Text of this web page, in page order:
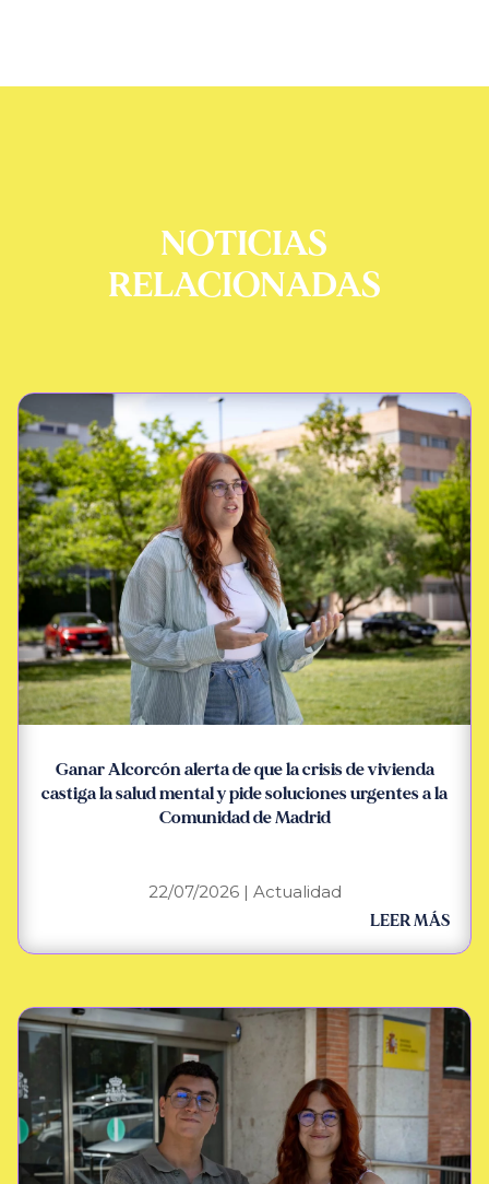
NOTICIAS
RELACIONADAS
Ganar Alcorcón alerta de que la crisis de vivienda
castiga la salud mental y pide soluciones urgentes a la
Comunidad de Madrid
22/07/2026| Actualidad
LEER MÁS